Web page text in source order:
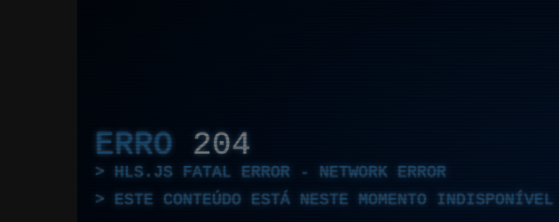
ERRO 204
HLS.JS FATAL ERROR - NETWORK ERROR
ESTE CONTEÚDO ESTÁ NESTE MOMENTO INDISPONÍVEL